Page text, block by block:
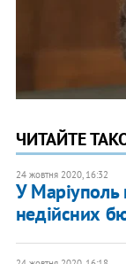
ЧИТАЙТЕ
24 жовтня 2020, 16:32
У Маріуполь
недійсних